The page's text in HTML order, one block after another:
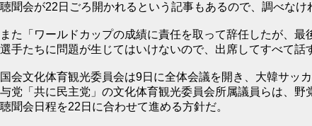
聴聞会が22日ごろ開かれるという記事もあるので、調べなけ
また「ワールドカップの成績に責任を取って辞任したが、最
選手たちに問題が生じてはいけないので、出席してすべて話
国会文化体育観光委員会は9日に全体会議を開き、大韓サッ
与党「共に民主党」の文化体育観光委員会所属議員らは、野
聴聞会日程を22日に合わせて進める方針だ。